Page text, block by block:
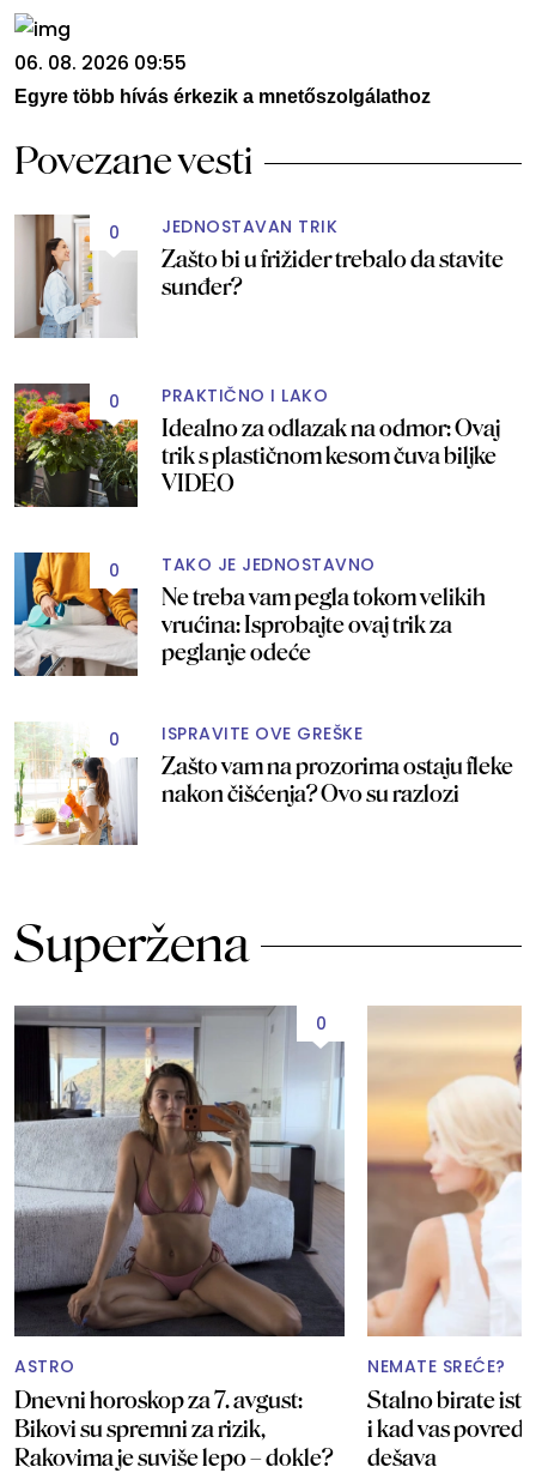
06. 08. 2026 09:55
Egyre több hívás érkezik a mnetőszolgálathoz
Povezane vesti
0 JEDNOSTAVAN TRIK
Zašto bi u frižider trebalo da stavite
sunđer?
0 PRAKTIČNO I LAKO
Idealno za odlazak na odmor: Ovaj
trik s plastičnom kesom čuva biljke
VIDEO
0 TAKO JE JEDNOSTAVNO
Ne treba vam pegla tokom velikih
vrućina: Isprobajte ovaj trik za
peglanje odeće
0 ISPRAVITE OVE GREŠKE
Zašto vam na prozorima ostaju fleke
nakon čišćenja? Ovo su razlozi
Superžena
0
ASTRO
Dnevni horoskop za 7. avgust:
Bikovi su spremni za rizik,
Rakovima je suviše lepo – dokle?
NEMATE SREĆE?
Stalno birate isti
i kad vas
dešava